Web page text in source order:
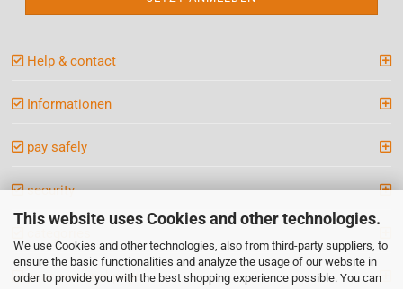
This website uses Cookies and other technologies.
We use Cookies and other technologies, also from third-party suppliers, to
ensure the basic functionalities and analyze the usage of our website in
order to provide you with the best shopping experience possible. You can
Help & contact
Informationen
pay safely
security
your personal page